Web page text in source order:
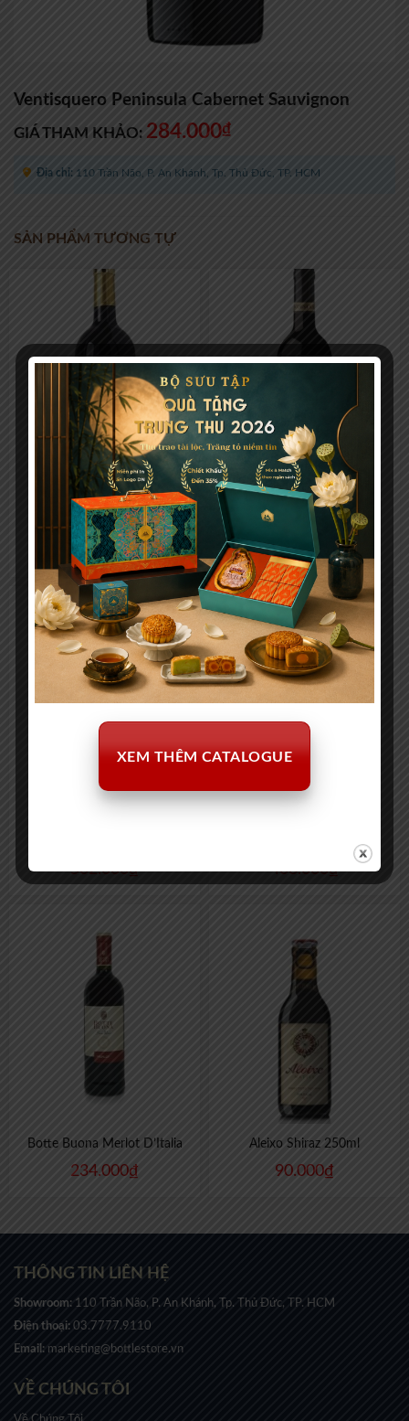
Ventisquero Peninsula Cabernet Sauvignon
GIÁ THAM KHẢO: 284.000₫
Địa chỉ: 110 Trần Não, P. An Khánh, Tp. Thủ Đức, TP. HCM
SẢN PHẨM TƯƠNG TỰ
Chateau Meillier Bordeaux
Superieur
444.000₫
Jacob’s Creek Đỏ Shiraz
Cabernet 750ml
502.000 ₫
502.000₫ 408.000₫
Botte Buona Merlot D’Italia
234.000₫
Aleixo Shiraz 250ml
90.000₫
THÔNG TIN LIÊN HỆ
Showroom: 110 Trần Não, P. An Khánh, Tp. Thủ Đức, TP. HCM
Điện thoại: 03.7777.9110
Email: marketing@bottlestore.vn
VỀ CHÚNG TÔI
XEM THÊM CATALOGUE